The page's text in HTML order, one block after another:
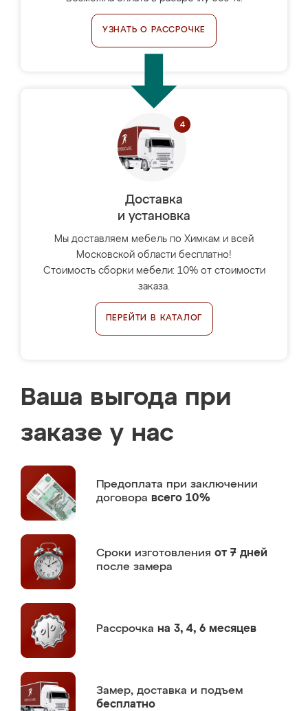
УЗНАТЬ О РАССРОЧКЕ
Доставка
и установка
Мы доставляем мебель по Химкам и всей
Московской области бесплатно!
Стоимость сборки мебели: 10% от стоимости
заказа.
ПЕРЕЙТИ В КАТАЛОГ
Ваша выгода при
заказе у нас
Предоплата при заключении
договора всего 10%
Сроки изготовления от 7 дней
после замера
Рассрочка на 3, 4, 6 месяцев
Замер, доставка и подъем
бесплатно